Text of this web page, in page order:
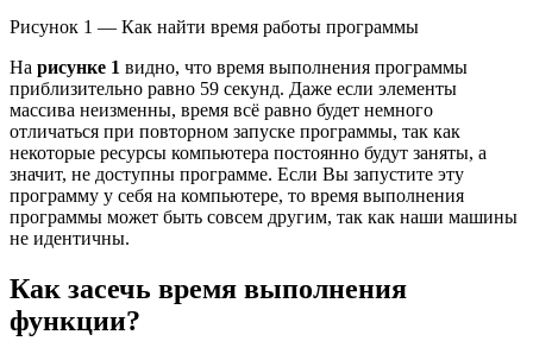
Рисунок 1 — Как найти время работы программы
На рисунке 1 видно, что время выполнения программы
приблизительно равно 59 секунд. Даже если элементы
массива неизменны, время всё равно будет немного
отличаться при повторном запуске программы, так как
некоторые ресурсы компьютера постоянно будут заняты, а
значит, не доступны программе. Если Вы запустите эту
программу у себя на компьютере, то время выполнения
программы может быть совсем другим, так как наши машины
не идентичны.
Как засечь время выполнения
функции?